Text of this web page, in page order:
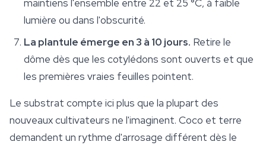
maintiens l'ensemble entre 22 et 25 °C, à faible
lumière ou dans l'obscurité.
La plantule émerge en 3 à 10 jours. Retire le
dôme dès que les cotylédons sont ouverts et que
les premières vraies feuilles pointent.
Le substrat compte ici plus que la plupart des
nouveaux cultivateurs ne l'imaginent. Coco et terre
demandent un rythme d'arrosage différent dès le